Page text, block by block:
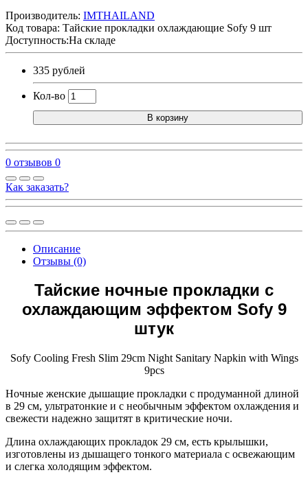
Производитель: IMTHAILAND
Код товара: Тайские прокладки охлаждающие Sofy 9 шт
Доступность:На складе
335 рублей
Кол-во
В корзину
0 отзывов 0
Как заказать?
Описание
Отзывы (0)
Тайские ночные прокладки с
охлаждающим эффектом Sofy 9
штук
Sofy Cooling Fresh Slim 29cm Night Sanitary Napkin with Wings
9pcs
Ночные женские дышащие прокладки с продуманной длиной
в 29 см, ультратонкие и с необычным эффектом охлаждения и
свежести надежно защитят в критические ночи.
Длина охлаждающих прокладок 29 см, есть крылышки,
изготовлены из дышащего тонкого материала с освежающим
и слегка холодящим эффектом.